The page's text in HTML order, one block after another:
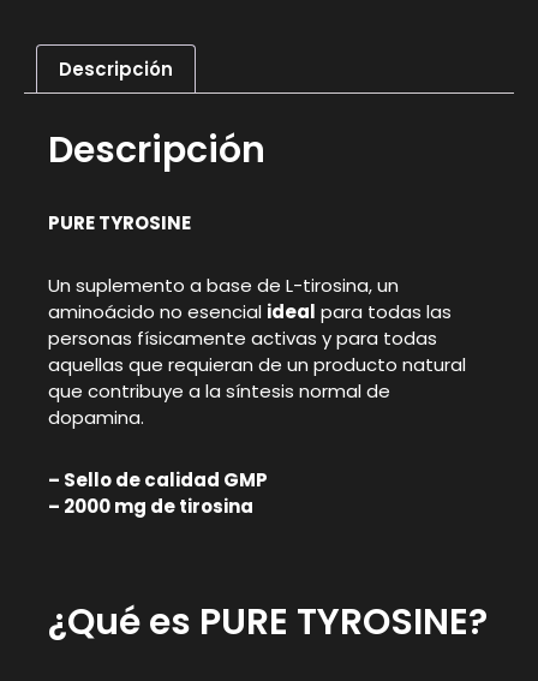
Descripción
Descripción
PURE TYROSINE
Un suplemento a base de L-tirosina, un
aminoácido no esencial ideal para todas las
personas físicamente activas y para todas
aquellas que requieran de un producto natural
que contribuye a la síntesis normal de
dopamina.
– Sello de calidad GMP
– 2000 mg de tirosina
¿Qué es PURE TYROSINE?